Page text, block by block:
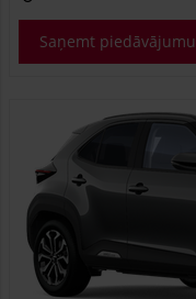
Saņemt piedāvājumu